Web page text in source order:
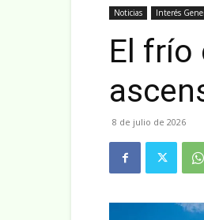
Noticias Interés
El frío
8 de julio de 2026